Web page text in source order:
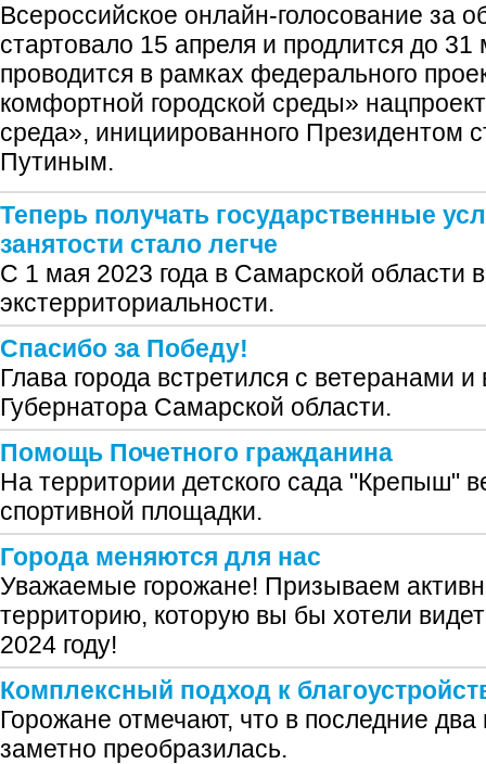
Всероссийское онлайн-голосование за
стартовало 15 апреля и продлится до
проводится в рамках федерального
комфортной городской среды»
среда», инициированного Президентом
Путиным.
Теперь получать государственные
занятости стало легче
С 1 мая 2023 года в Самарской области
экстерриториальности.
Спасибо за Победу!
Глава города встретился с ветеранами
Губернатора Самарской области.
Помощь Почетного гражданина
На территории детского сада "Крепыш"
спортивной площадки.
Города меняются для нас
Уважаемые горожане! Призываем
территорию, которую вы бы хотели
2024 году!
Комплексный подход к
Горожане отмечают, что в последние два
заметно преобразилась.